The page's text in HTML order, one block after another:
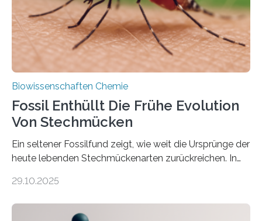
mit scheibenförmiger Gestalt. Was auffällig ist: Die
nächsten…
Biowissenschaften Chemie
Fossil Enthüllt Die Frühe Evolution
Von Stechmücken
Ein seltener Fossilfund zeigt, wie weit die Ursprünge der
heute lebenden Stechmückenarten zurückreichen. In
Forschende die bisher älteste bekannte Stechmücken-
Region Kachin in Myanmar und hat sich in
29.10.2025